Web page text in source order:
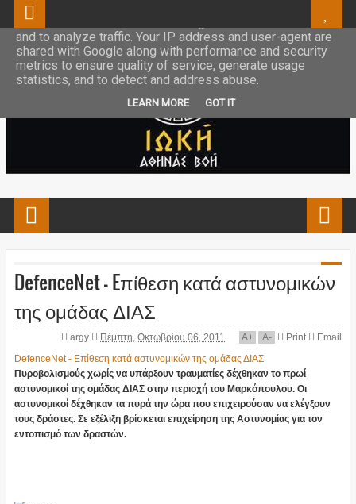
DefenceNet - Eπίθεση κατά αστυνομικών
της ομάδας ΔΙΑΣ
argy Πέμπτη, Οκτωβρίου 06, 2011 A+ A- Print
Email
DefenceNet - Eπίθεση κατά αστυνομικών της ομάδας ΔΙΑΣ
Πυροβολισμούς χωρίς να υπάρξουν τραυματίες δέχθηκαν το πρωί
αστυνομικοί της ομάδας ΔΙΑΣ στην περιοχή του Μαρκόπουλου. Οι
αστυνομικοί δέχθηκαν τα πυρά την ώρα που επιχειρούσαν να ελέγξουν
τους δράστες. Σε εξέλιξη βρίσκεται επιχείρηση της Αστυνομίας για τον
εντοπισμό των δραστών.
This site uses cookies from Google to deliver its services
and to analyze traffic. Your IP address and user-agent are
shared with Google along with performance and security
metrics to ensure quality of service, generate usage
statistics, and to detect and address abuse.
LEARN MORE GOT IT